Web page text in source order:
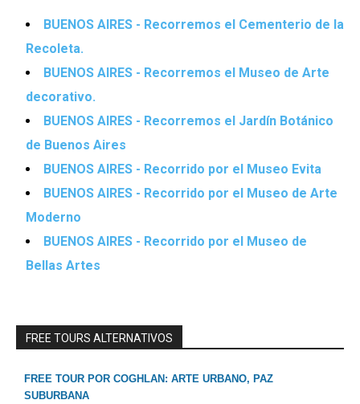
BUENOS AIRES - Recorremos el Cementerio de la
Recoleta.
BUENOS AIRES - Recorremos el Museo de Arte
decorativo.
BUENOS AIRES - Recorremos el Jardín Botánico
de Buenos Aires
BUENOS AIRES - Recorrido por el Museo Evita
BUENOS AIRES - Recorrido por el Museo de Arte
Moderno
BUENOS AIRES - Recorrido por el Museo de
Bellas Artes
FREE TOURS ALTERNATIVOS
FREE TOUR POR COGHLAN: ARTE URBANO, PAZ
SUBURBANA